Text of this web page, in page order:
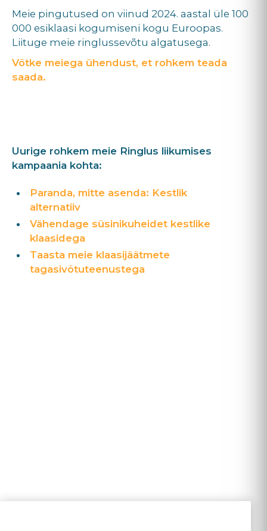
Meie pingutused on viinud 2024. aastal üle 100
000 esiklaasi kogumiseni kogu Euroopas.
Liituge meie ringlussevõtu algatusega.
Võtke meiega ühendust, et rohkem teada
saada.
Uurige rohkem meie Ringlus liikumises
kampaania kohta:
Paranda, mitte asenda: Kestlik
alternatiiv
Vähendage süsinikuheidet kestlike
klaasidega
Taasta meie klaasijäätmete
tagasivõtuteenustega